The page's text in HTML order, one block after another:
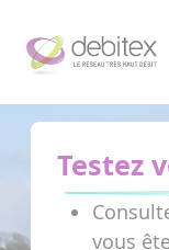
Testez
vous